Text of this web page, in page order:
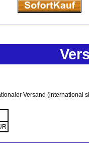
Versand (international